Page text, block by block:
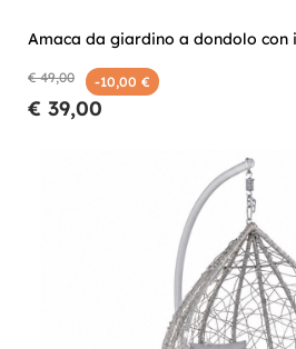
Amaca da giardino a dondolo con
€ 49,00 -10,00 €
€ 39,00